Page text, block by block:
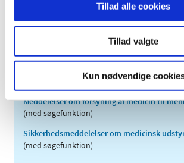
Tillad alle cookies
Tillad valgte
Kun nødvendige
2006 (9)
Meddelelser om forsyning af medicin til
(med søgefunktion)
Sikkerhedsmeddelelser om medicinsk
(med søgefunktion)